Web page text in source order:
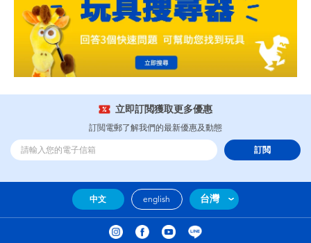
立即訂閲獲取更多優惠
訂閲電郵了解我們的最新優惠及動態
訂閲
中文 english 台灣